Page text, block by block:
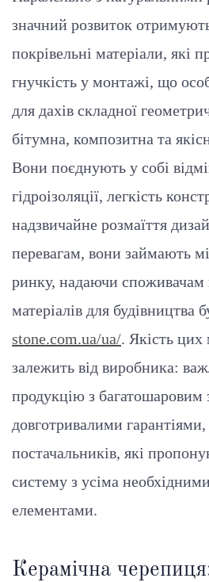
значний розвиток
покрівельні матеріали, які
гнучкість у монтажі, що
для дахів складної
бітумна, композитна та
Вони поєднують у собі
гідроізоляції, легкість
надзвичайне розмаїття
перевагам, вони займають
ринку, надаючи споживачам
матеріалів для будівництва
stone.com.ua/ua/. Якість цих
залежить від виробника:
продукцію з багатошаровим
довготривалими
постачальників, які
систему з усіма
елементами.
Керамічна